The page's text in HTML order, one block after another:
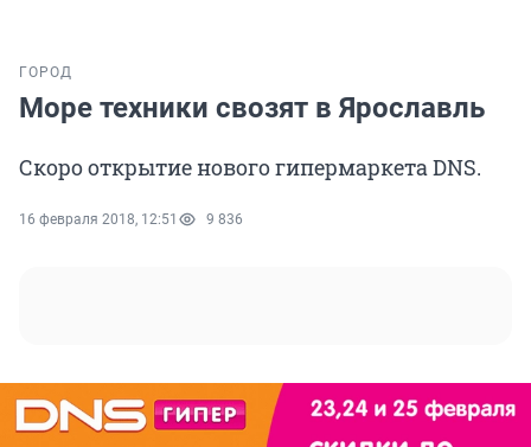
ГОРОД
Море техники свозят в Ярославль
Скоро открытие нового гипермаркета DNS.
16 февраля 2018, 12:51 9 836